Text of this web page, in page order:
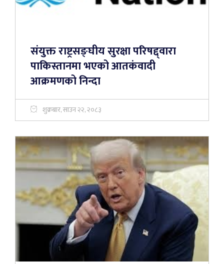
संयुक्त राष्ट्रसङ्घीय सुरक्षा परिषद्द्वारा
पाकिस्तानमा भएको आतकंवादी
आक्रमणको निन्दा
शुक्रबार, साउन २२, २०८३